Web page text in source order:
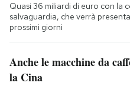
Quasi 36 miliardi di euro con la
salvaguardia, che verrà
prossimi giorni
Anche le macchine da
la Cina